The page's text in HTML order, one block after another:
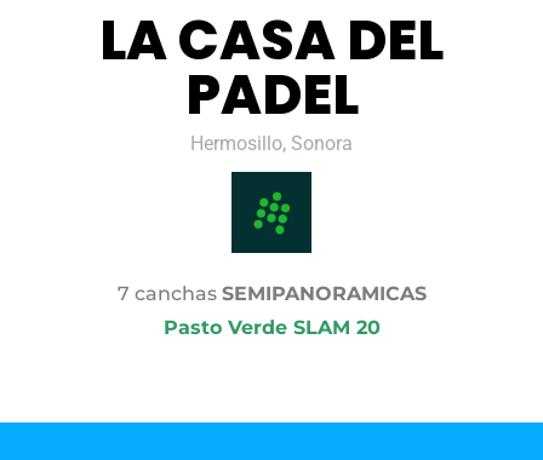
LA CASA DEL
PADEL
Hermosillo, Sonora
7 canchas SEMIPANORAMICAS
Pasto Verde SLAM 20